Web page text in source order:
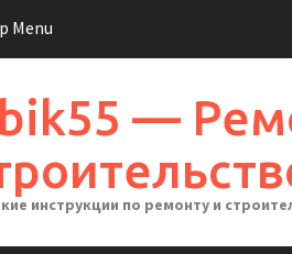
Menu
—
инструкции по ремонту и